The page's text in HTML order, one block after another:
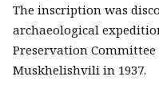
The inscription was
archaeological
Preservation
Muskhelishvili in 1937.